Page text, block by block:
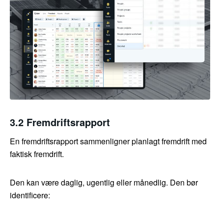
3.2 Fremdriftsrapport
En fremdriftsrapport sammenligner planlagt fremdrift med
faktisk fremdrift.
Den kan være daglig, ugentlig eller månedlig. Den bør
identificere: